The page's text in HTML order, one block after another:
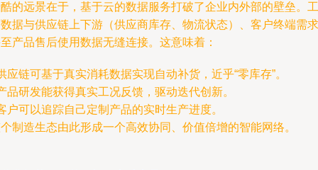
的远景在于，基于云的数据服务打破了企业内外部的壁垒。工
据与供应链上下游（供应商库存、物流状态）、客户终端需求
产品售后使用数据无缝连接。这意味着：
应链可基于真实消耗数据实现自动补货，近乎“零库存”。
品研发能获得真实工况反馈，驱动迭代创新。
户可以追踪自己定制产品的实时生产进度。
制造生态由此形成一个高效协同、价值倍增的智能网络。